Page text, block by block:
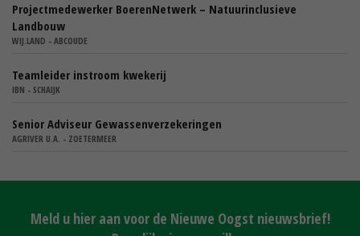
Projectmedewerker BoerenNetwerk – Natuurinclusieve
Landbouw
WIJ.LAND - ABCOUDE
Teamleider instroom kwekerij
IBN - SCHAIJK
Senior Adviseur Gewassenverzekeringen
AGRIVER U.A. - ZOETERMEER
Meld u hier aan voor de Nieuwe Oogst nieuwsbrief!